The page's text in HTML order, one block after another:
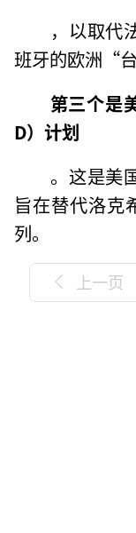
，以取代
班牙的欧洲“
第三个是
D）计划
。这是美
旨在替代洛
列。
上一页